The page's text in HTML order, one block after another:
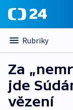
Rubriky
Za
jde
vězení